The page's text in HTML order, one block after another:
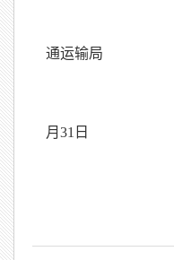
兵
通运输局
月31日